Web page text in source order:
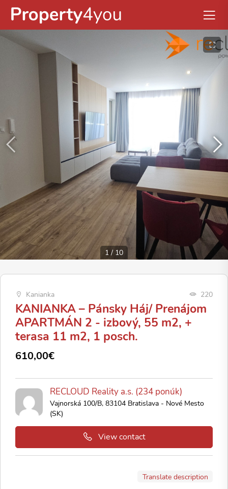
1 / 10
Kanianka 220
KANIANKA – Pánsky Háj/ Prenájom
APARTMÁN 2 - izbový, 55 m2, +
terasa 11 m2, 1 posch.
610,00€
RECLOUD Reality a.s. (234 ponúk)
Vajnorská 100/B, 83104 Bratislava - Nové Mesto
(SK)
View contact
Translate description